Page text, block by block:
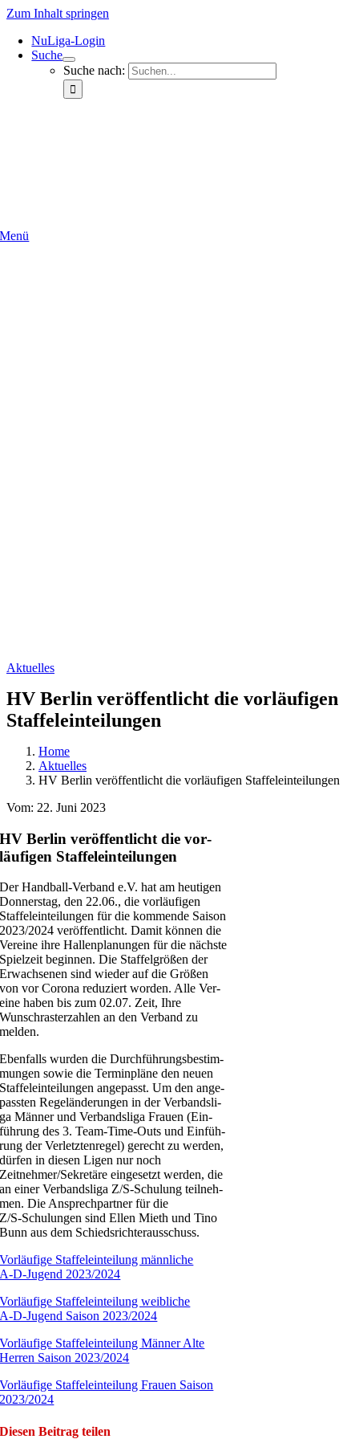
Zum Inhalt springen
NuLi­­ga-Log­in
Suche
Suche nach:
Menü
Aktu­el­les
HV Ber­lin ver­öf­fent­licht die vor­läu­fi­gen
Staffeleinteilungen
Home
Aktu­el­les
HV Ber­lin ver­öf­fent­licht die vor­läu­fi­gen Staffeleinteilungen
Vom: 22. Juni 2023
HV Ber­lin ver­öf­fent­licht die vor­
läu­fi­gen Staffeleinteilungen
Der Han­d­­ball-Ver­­­band e.V. hat am heu­ti­gen
Don­ners­tag, den 22.06., die vor­läu­fi­gen
Staf­fe­lein­tei­lun­gen für die kom­men­de Sai­son
2023/2024 ver­öf­fent­licht. Damit kön­nen die
Ver­ei­ne ihre Hal­len­pla­nun­gen für die nächs­te
Spiel­zeit begin­nen. Die Staf­fel­grö­ßen der
Erwach­se­nen sind wie­der auf die Grö­ßen
von vor Coro­na redu­ziert wor­den. Alle Ver­
ei­ne haben bis zum 02.07. Zeit, Ihre
Wunsch­ras­ter­zah­len an den Ver­band zu
melden.
Eben­falls wur­den die Durch­füh­rungs­be­stim­
mun­gen sowie die Ter­min­plä­ne den neu­en
Staf­fe­lein­tei­lun­gen ange­passt. Um den ange­
pass­ten Regel­än­de­run­gen in der Ver­bands­li­
ga Män­ner und Ver­bands­li­ga Frau­en (Ein­
füh­rung des 3. Team-Time-Outs und Ein­füh­
rung der Ver­letz­ten­re­gel) gerecht zu wer­den,
dür­fen in die­sen Ligen nur noch
Zeitnehmer/Sekretäre ein­ge­setzt wer­den, die
an einer Ver­bands­li­ga Z/S‑Schulung teil­neh­
men. Die Ansprech­part­ner für die
Z/S‑Schulungen sind Ellen Mieth und Tino
Bunn aus dem Schiedsrichterausschuss.
Vor­läu­fi­ge Staf­fe­lein­tei­lung männ­li­che
A‑D‑Jugend 2023/2024
Vor­läu­fi­ge Staf­fe­lein­tei­lung weib­li­che
A‑D‑Jugend Sai­son 2023/2024
Vor­läu­fi­ge Staf­fe­lein­tei­lung Män­ner Alte
Her­ren Sai­son 2023/2024
Vor­läu­fi­ge Staf­fe­lein­tei­lung Frau­en Sai­son
2023/2024
Die­sen Bei­trag teilen